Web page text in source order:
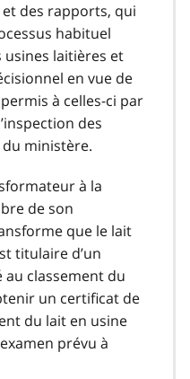
des rapports, qui
habituel
usines laitières et
en vue de
à celles-ci par
des
ministère.
à la
de son
que le lait
titulaire d’un
classement du
un certificat de
du lait en usine
prévu à